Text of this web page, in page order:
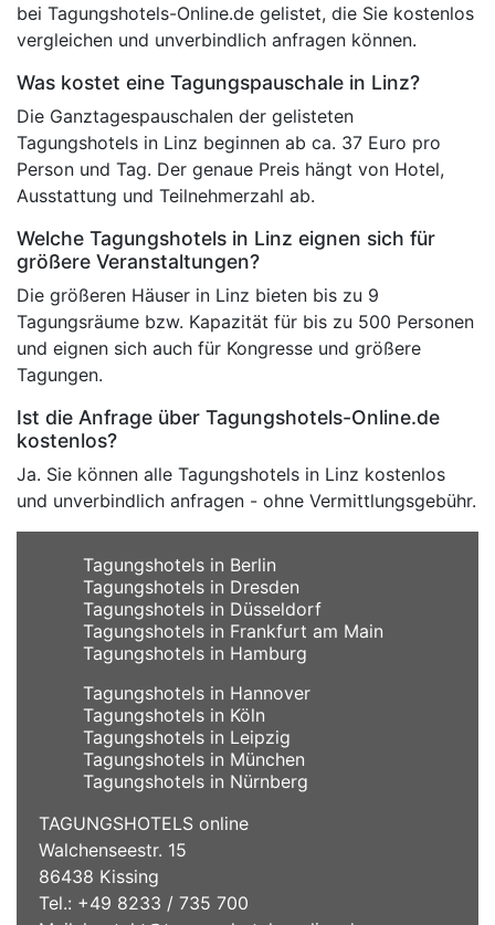
bei Tagungshotels-Online.de gelistet, die Sie kostenlos
vergleichen und unverbindlich anfragen können.
Was kostet eine Tagungspauschale in Linz?
Die Ganztagespauschalen der gelisteten
Tagungshotels in Linz beginnen ab ca. 37 Euro pro
Person und Tag. Der genaue Preis hängt von Hotel,
Ausstattung und Teilnehmerzahl ab.
Welche Tagungshotels in Linz eignen sich für
größere Veranstaltungen?
Die größeren Häuser in Linz bieten bis zu 9
Tagungsräume bzw. Kapazität für bis zu 500 Personen
und eignen sich auch für Kongresse und größere
Tagungen.
Ist die Anfrage über Tagungshotels-Online.de
kostenlos?
Ja. Sie können alle Tagungshotels in Linz kostenlos
und unverbindlich anfragen - ohne Vermittlungsgebühr.
Tagungshotels in Berlin
Tagungshotels in Dresden
Tagungshotels in Düsseldorf
Tagungshotels in Frankfurt am Main
Tagungshotels in Hamburg
Tagungshotels in Hannover
Tagungshotels in Köln
Tagungshotels in Leipzig
Tagungshotels in München
Tagungshotels in Nürnberg
TAGUNGSHOTELS online
Walchenseestr. 15
86438 Kissing
Tel.: +49 8233 / 735 700